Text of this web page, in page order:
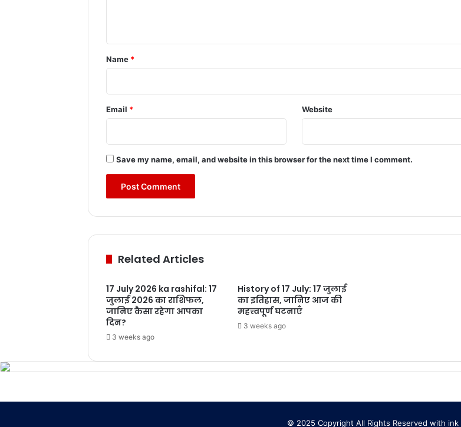
*
Name *
Email * Website
Save my name, email, and website in this browser for the next time I comment.
Related Articles
17 July 2026 ka rashifal: 17
जुलाई 2026 का राशिफल,
जानिए कैसा रहेगा आपका
दिन?
3 weeks ago
History of 17 July: 17 जुलाई
का इतिहास, जानिए आज की
महत्त्वपूर्ण घटनाएँ
3 weeks ago
© 2025 Copyright All Rights Reserved with ink